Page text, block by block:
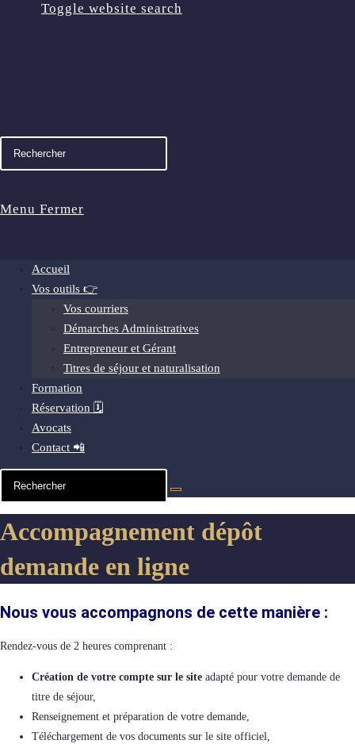
Toggle website search
Menu Fermer
Accueil
Vos outils 👉
Vos courriers
Démarches Administratives
Entrepreneur et Gérant
Titres de séjour et naturalisation
Formation
Réservation 🗓️
Avocats
Contact 📲
Accompagnement dépôt
demande en ligne
Nous vous accompagnons de cette manière :
Rendez-vous de 2 heures comprenant :
Création de votre compte sur le site adapté pour votre demande de
titre de séjour,
Renseignement et préparation de votre demande,
Téléchargement de vos documents sur le site officiel,